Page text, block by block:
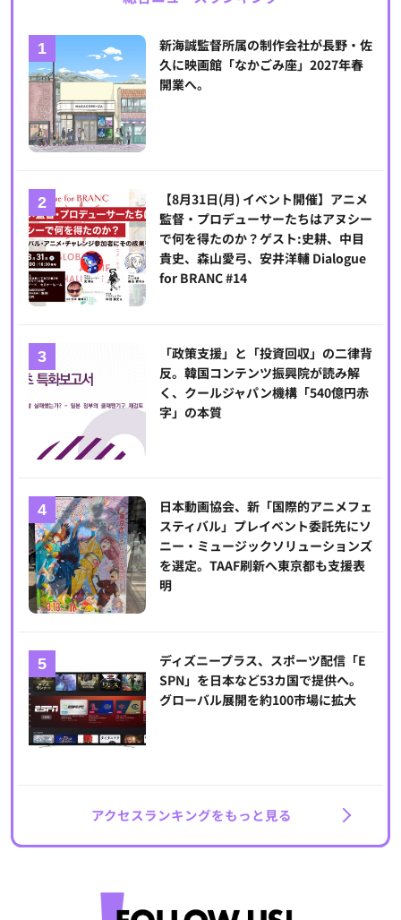
新海誠監督所属の制作会社が長野・佐
久に映画館「なかごみ座」2027年春
開業へ。
【8月31日(月) イベント開催】アニメ
監督・プロデューサーたちはアヌシー
で何を得たのか？ゲスト:史耕、中目
貴史、森山愛弓、安井洋輔 Dialogue
for BRANC #14
「政策支援」と「投資回収」の二律背
反。韓国コンテンツ振興院が読み解
く、クールジャパン機構「540億円赤
字」の本質
日本動画協会、新「国際的アニメフェ
スティバル」プレイベント委託先にソ
ニー・ミュージックソリューションズ
を選定。TAAF刷新へ東京都も支援表
明
ディズニープラス、スポーツ配信「E
SPN」を日本など53カ国で提供へ。
グローバル展開を約100市場に拡大
アクセスランキングをもっと見る